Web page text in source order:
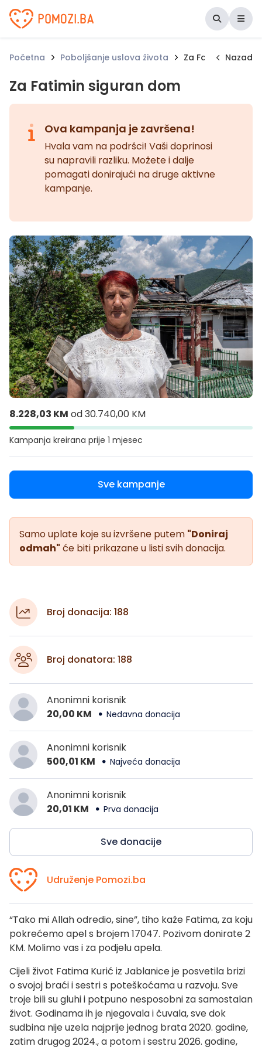
Udruženje Pomozi.ba
Početna Poboljšanje uslova života Za FatiminNazad
Za Fatimin siguran dom
Ova kampanja je završena!
Hvala vam na podršci! Vaši doprinosi
su napravili razliku. Možete i dalje
pomagati donirajući na druge aktivne
kampanje.
8.228,03 KM od30.740,00 KM
Kampanja kreirana prije 1 mjesec
Sve kampanje
Samo uplate koje su izvršene putem "Doniraj
odmah" će biti prikazane u listi svih donacija.
Broj donacija: 188
Broj donatora: 188
Anonimni korisnik
20,00 KM
Nedavna donacija
Anonimni korisnik
500,01 KM
Najveća donacija
Anonimni korisnik
20,01 KM
Prva donacija
Sve donacije
Udruženje Pomozi.ba
“Tako mi Allah odredio, sine”, tiho kaže Fatima, za koju
pokrećemo apel s brojem 17047. Pozivom donirate 2
KM. Molimo vas i za podjelu apela.
Cijeli život Fatima Kurić iz Jablanice je posvetila brizi
o svojoj braći i sestri s poteškoćama u razvoju. Sve
troje bili su gluhi i potpuno nesposobni za samostalan
život. Godinama ih je njegovala i čuvala, sve dok
sudbina nije uzela najprije jednog brata 2020. godine,
zatim drugog 2024., a potom i sestru 2026. godine,